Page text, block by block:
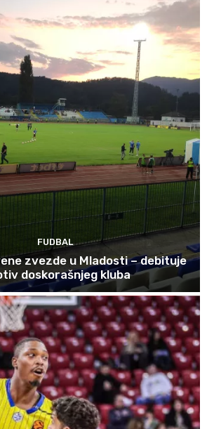
FUDBAL
zvezde u Mladosti – debituje
doskorašnjeg kluba